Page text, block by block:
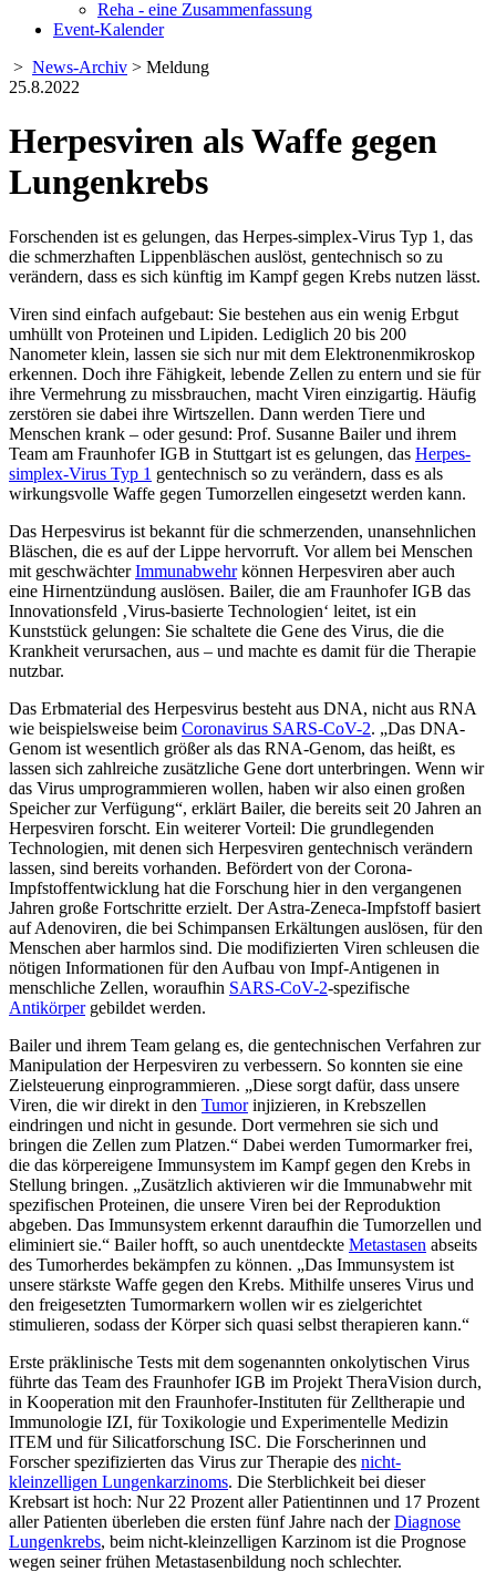
Reha - eine Zusammenfassung
Event-Kalender
> News-Archiv > Meldung
25.8.2022
Herpesviren als Waffe gegen
Lungenkrebs
Forschenden ist es gelungen, das Herpes-simplex-Virus Typ 1, das
die schmerzhaften Lippenbläschen auslöst, gentechnisch so zu
verändern, dass es sich künftig im Kampf gegen Krebs nutzen lässt.
Viren sind einfach aufgebaut: Sie bestehen aus ein wenig Erbgut
umhüllt von Proteinen und Lipiden. Lediglich 20 bis 200
Nanometer klein, lassen sie sich nur mit dem Elektronenmikroskop
erkennen. Doch ihre Fähigkeit, lebende Zellen zu entern und sie für
ihre Vermehrung zu missbrauchen, macht Viren einzigartig. Häufig
zerstören sie dabei ihre Wirtszellen. Dann werden Tiere und
Menschen krank – oder gesund: Prof. Susanne Bailer und ihrem
Team am Fraunhofer IGB in Stuttgart ist es gelungen, das Herpes-
simplex-Virus Typ 1 gentechnisch so zu verändern, dass es als
wirkungsvolle Waffe gegen Tumorzellen eingesetzt werden kann.
Das Herpesvirus ist bekannt für die schmerzenden, unansehnlichen
Bläschen, die es auf der Lippe hervorruft. Vor allem bei Menschen
mit geschwächterImmunabwehrkönnen Herpesviren aber auch
eine Hirnentzündung auslösen. Bailer, die am Fraunhofer IGB das
Innovationsfeld ‚Virus-basierte Technologien‘ leitet, ist ein
Kunststück gelungen: Sie schaltete die Gene des Virus, die die
Krankheit verursachen, aus – und machte es damit für die Therapie
nutzbar.
Das Erbmaterial des Herpesvirus besteht aus DNA, nicht aus RNA
wie beispielsweise beim Coronavirus SARS-CoV-2. „Das DNA-
Genom ist wesentlich größer als das RNA-Genom, das heißt, es
lassen sich zahlreiche zusätzliche Gene dort unterbringen. Wenn wir
das Virus umprogrammieren wollen, haben wir also einen großen
Speicher zur Verfügung“, erklärt Bailer, die bereits seit 20 Jahren an
Herpesviren forscht. Ein weiterer Vorteil: Die grundlegenden
Technologien, mit denen sich Herpesviren gentechnisch verändern
lassen, sind bereits vorhanden. Befördert von der Corona-
Impfstoffentwicklung hat die Forschung hier in den vergangenen
Jahren große Fortschritte erzielt. Der Astra-Zeneca-Impfstoff basiert
auf Adenoviren, die bei Schimpansen Erkältungen auslösen, für den
Menschen aber harmlos sind. Die modifizierten Viren schleusen die
nötigen Informationen für den Aufbau von Impf-Antigenen in
menschliche Zellen, woraufhin SARS-CoV-2-spezifische
Antikörpergebildet werden.
Bailer und ihrem Team gelang es, die gentechnischen Verfahren zur
Manipulation der Herpesviren zu verbessern. So konnten sie eine
Zielsteuerung einprogrammieren. „Diese sorgt dafür, dass unsere
Viren, die wir direkt in den Tumorinjizieren, in Krebszellen
eindringen und nicht in gesunde. Dort vermehren sie sich und
bringen die Zellen zum Platzen.“ Dabei werden Tumormarker frei,
die das körpereigene Immunsystem im Kampf gegen den Krebs in
Stellung bringen. „Zusätzlich aktivieren wir die Immunabwehr mit
spezifischen Proteinen, die unsere Viren bei der Reproduktion
abgeben. Das Immunsystem erkennt daraufhin die Tumorzellen und
eliminiert sie.“ Bailer hofft, so auch unentdeckte Metastasen abseits
des Tumorherdes bekämpfen zu können. „Das Immunsystem ist
unsere stärkste Waffe gegen den Krebs. Mithilfe unseres Virus und
den freigesetzten Tumormarkern wollen wir es zielgerichtet
stimulieren, sodass der Körper sich quasi selbst therapieren kann.“
Erste präklinische Tests mit dem sogenannten onkolytischen Virus
führte das Team des Fraunhofer IGB im Projekt TheraVision durch,
in Kooperation mit den Fraunhofer-Instituten für Zelltherapie und
Immunologie IZI, für Toxikologie und Experimentelle Medizin
ITEM und für Silicatforschung ISC. Die Forscherinnen und
Forscher spezifizierten das Virus zur Therapie des nicht-
kleinzelligen Lungenkarzinoms. Die Sterblichkeit bei dieser
Krebsart ist hoch: Nur 22 Prozent aller Patientinnen und 17 Prozent
aller Patienten überleben die ersten fünf Jahre nach derDiagnose
Lungenkrebs, beim nicht-kleinzelligen Karzinom ist die Prognose
wegen seiner frühen Metastasenbildung noch schlechter.